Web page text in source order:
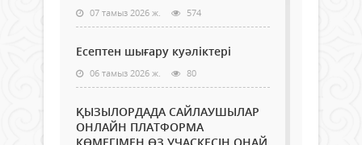
07 тамыз 2026 ж. 574
Есептен шығару куәліктері
06 тамыз 2026 ж. 80
ҚЫЗЫЛОРДАДА САЙЛАУШЫЛАР
ОНЛАЙН ПЛАТФОРМА
КӨМЕГІМЕН ӨЗ УЧАСКЕСІН ОҢАЙ